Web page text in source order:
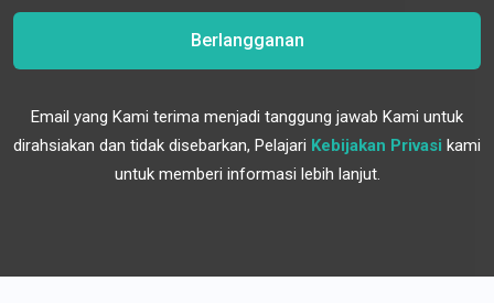
Berlangganan
Email yang Kami terima menjadi tanggung jawab Kami untuk
dirahsiakan dan tidak disebarkan, Pelajari Kebijakan Privasi kami
untuk memberi informasi lebih lanjut.